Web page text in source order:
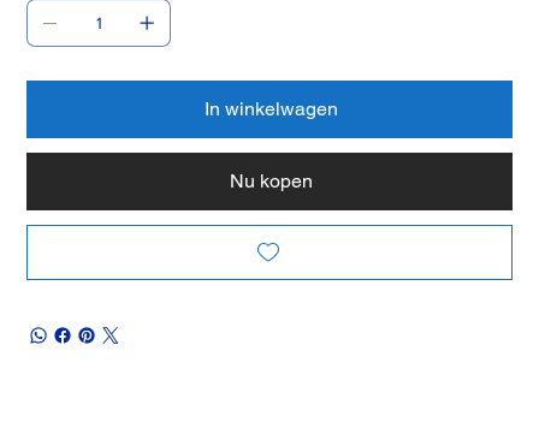
In winkelwagen
Nu kopen